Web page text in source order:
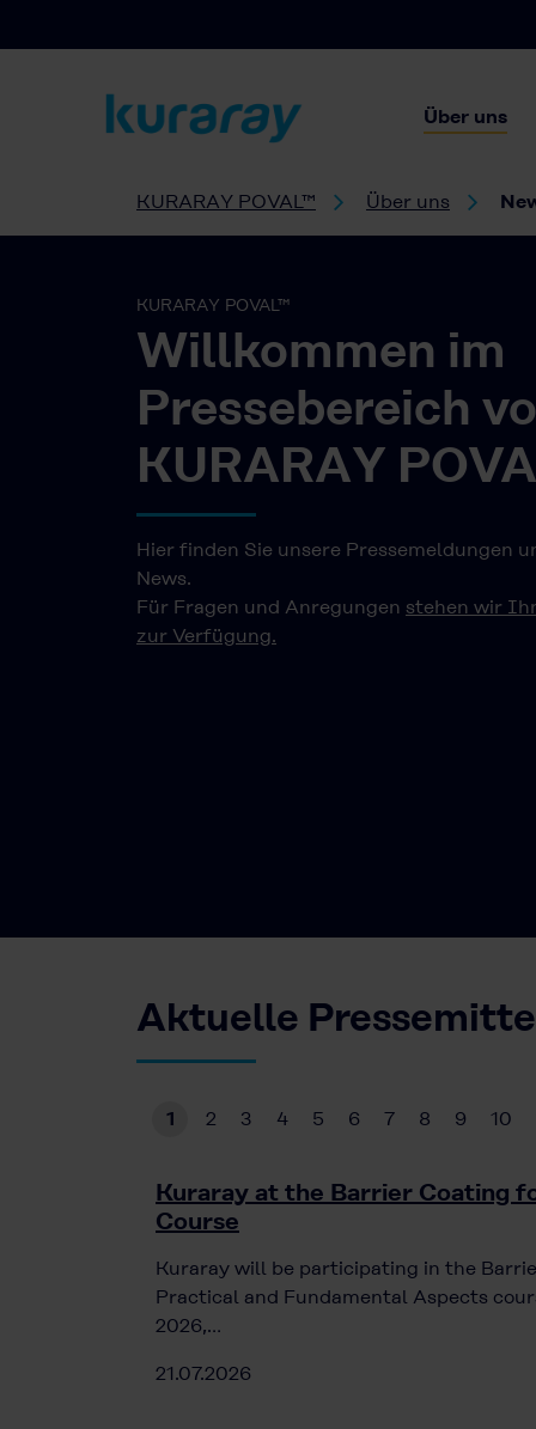
Über uns
KURARAY POVAL™ Über uns
KURARAY POVAL™
Willkommen im
Pressebereich
KURARAY
Hier finden Sie unsere Pressemeldungen
News.
Für Fragen und Anregungen stehen wir
zur Verfügung.
Aktuelle
1 2 3 4 5 6 7 8 9 10
Kuraray at the Barrier Coating
Course
Kuraray will be participating in the
Practical and Fundamental Aspects
2026,…
21.07.2026